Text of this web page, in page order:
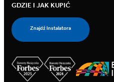
GDZIE I JAK KUPIĆ
Znajdź Instalatora